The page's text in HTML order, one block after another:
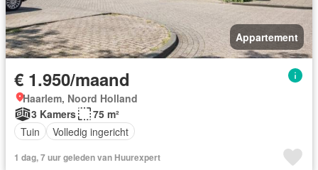
Appartement
€ 1.950/maand
Haarlem, Noord Holland
3 Kamers
75 m²
Tuin
Volledig ingericht
1 dag, 7 uur geleden van Huurexpert